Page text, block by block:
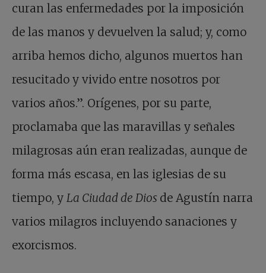
curan las enfermedades por la imposición
de las manos y devuelven la salud; y, como
arriba hemos dicho, algunos muertos han
resucitado y vivido entre nosotros por
varios años.”. Orígenes, por su parte,
proclamaba que las maravillas y señales
milagrosas aún eran realizadas, aunque de
forma más escasa, en las iglesias de su
tiempo, y La Ciudad de Dios de Agustín narra
varios milagros incluyendo sanaciones y
exorcismos.